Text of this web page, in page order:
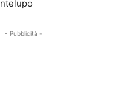
- Pubblicità -